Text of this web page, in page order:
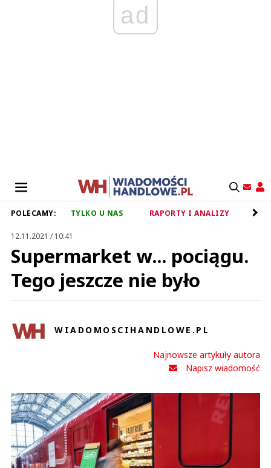
ad
POLECAMY: TYLKO U NAS RAPORTY I ANALIZY
12.11.2021 / 10:41
Supermarket w... pociągu.
Tego jeszcze nie było
WIADOMOSCIHANDLOWE.PL
Najnowsze artykuły autora
Napisz wiadomość